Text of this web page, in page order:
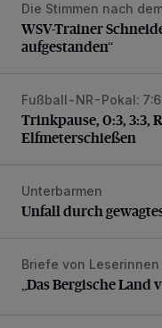
WSV-Trainer
Die Stimmen nach
WSV-Trainer
aufgestanden“
Trinkpause, 0:3, 3:3,
Fußball-NR-Pokal:
Trinkpause, 0:3, 3:3,
Elfmeterschießen
Unfall durch
Unterbarmen
Unfall durch
„Das Bergische Land
Briefe von
„Das Bergische